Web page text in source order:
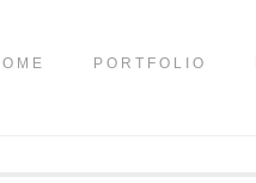
PORTFOLIO